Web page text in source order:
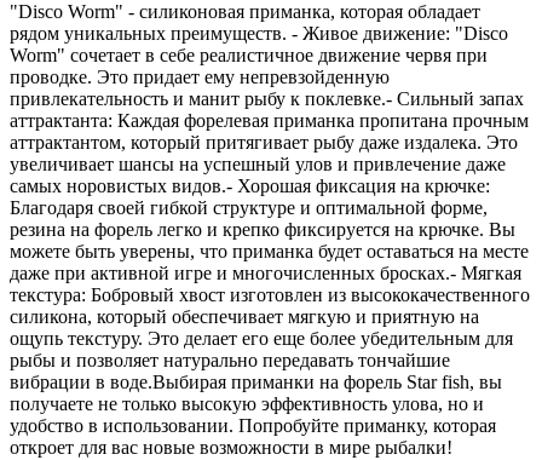
"Disco Worm" - силиконовая приманка, которая обладает
рядом уникальных преимуществ. - Живое движение: "Disco
Worm" сочетает в себе реалистичное движение червя при
проводке. Это придает ему непревзойденную
привлекательность и манит рыбу к поклевке.- Сильный запах
аттрактанта: Каждая форелевая приманка пропитана прочным
аттрактантом, который притягивает рыбу даже издалека. Это
увеличивает шансы на успешный улов и привлечение даже
самых норовистых видов.- Хорошая фиксация на крючке:
Благодаря своей гибкой структуре и оптимальной форме,
резина на форель легко и крепко фиксируется на крючке. Вы
можете быть уверены, что приманка будет оставаться на месте
даже при активной игре и многочисленных бросках.- Мягкая
текстура: Бобровый хвост изготовлен из высококачественного
силикона, который обеспечивает мягкую и приятную на
ощупь текстуру. Это делает его еще более убедительным для
рыбы и позволяет натурально передавать тончайшие
вибрации в воде.Выбирая приманки на форель Star fish, вы
получаете не только высокую эффективность улова, но и
удобство в использовании. Попробуйте приманку, которая
откроет для вас новые возможности в мире рыбалки!